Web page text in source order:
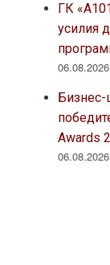
ГК
усилия
06.08.2026
Бизнес-
Awards
06.08.2026